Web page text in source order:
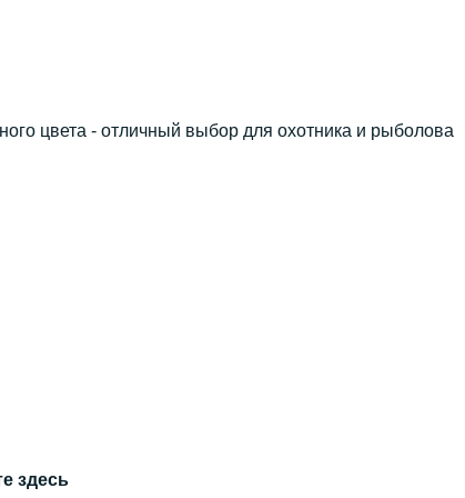
цвета - отличный выбор для охотника и рыболова
здесь